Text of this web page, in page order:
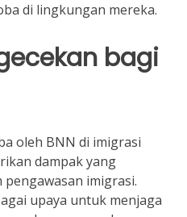
di lingkungan mereka.
bagi
oleh BNN di imigrasi
dampak yang
imigrasi.
upaya untuk menjaga